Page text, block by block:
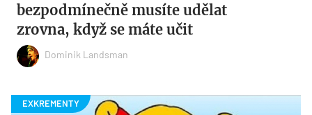
bezpodmínečně musíte udělat
zrovna, když se máte učit
Dominik Landsman